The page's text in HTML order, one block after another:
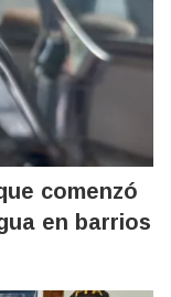
comenzó
en barrios